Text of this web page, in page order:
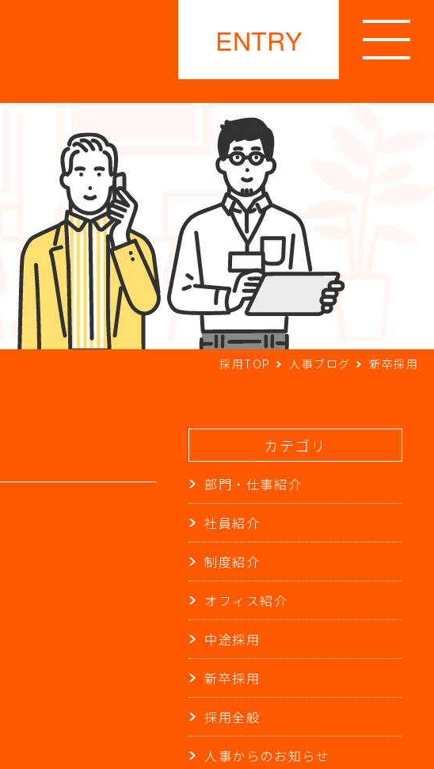
ENTRY
採用TOP 人事ブログ 新卒採用
カテゴリ
部門・仕事紹介
社員紹介
制度紹介
オフィス紹介
中途採用
新卒採用
採用全般
人事からのお知らせ